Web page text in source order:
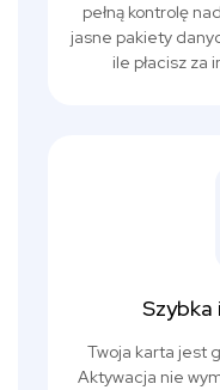
pełną kontrolę
jasne pakiety
ile płacisz za
Szybka
Twoja karta jest
Aktywacja nie